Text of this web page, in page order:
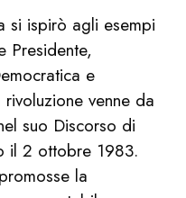
si ispirò agli esempi
Presidente,
e
venne da
suo Discorso di
il 2 ottobre 1983.
la